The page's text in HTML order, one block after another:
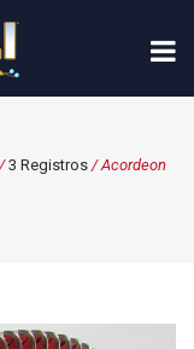
/3 Registros / Acordeon